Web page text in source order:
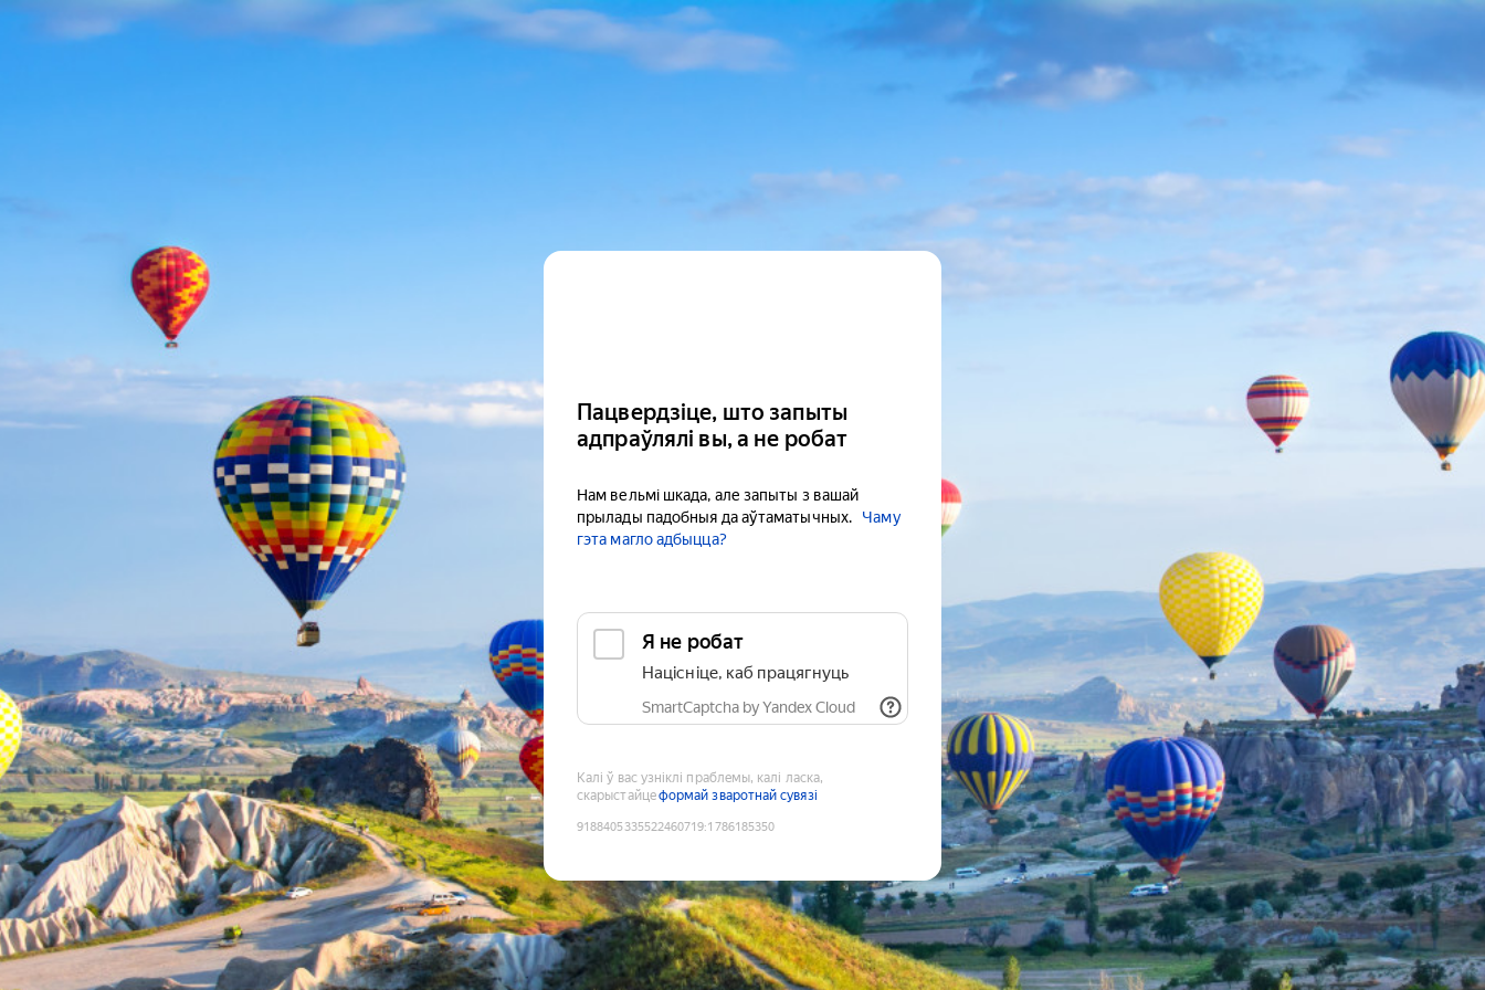
Пацвердзіце, што запыты
адпраўлялі вы, а не робат
Нам вельмі шкада, але запыты з вашай
прылады падобныя да аўтаматычных.
Чаму
гэта магло адбыцца?
Я не робат
Націсніце, каб працягнуць
SmartCaptcha by Yandex Cloud
Калі ў вас узніклі праблемы, калі ласка,
скарыстайцеформай зваротнай сувязі
9188405335522460719:1786185350